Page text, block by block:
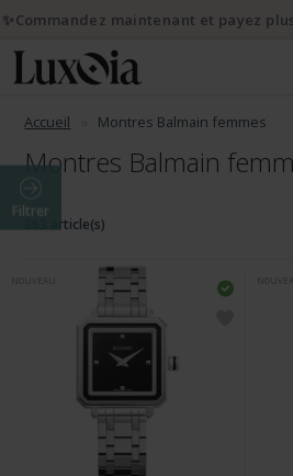
Accueil Montres Balmain femmes
Montres Balmain
Filtrer
363 article(s)
✨Commandez maintenant et payez